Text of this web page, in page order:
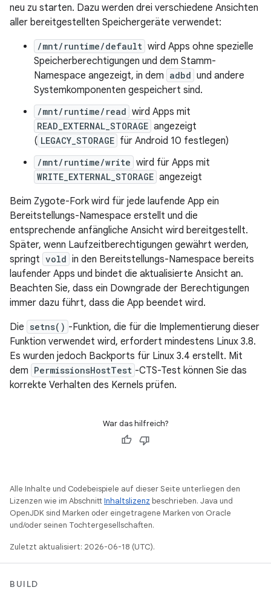
neu zu starten. Dazu werden drei verschiedene Ansichten
aller bereitgestellten Speichergeräte verwendet:
/mnt/runtime/default wird Apps ohne spezielle
Speicherberechtigungen und dem Stamm-
Namespace angezeigt, in dem adbd und andere
Systemkomponenten gespeichert sind.
/mnt/runtime/read wird Apps mit
READ_EXTERNAL_STORAGE angezeigt
( LEGACY_STORAGE für Android 10 festlegen)
/mnt/runtime/write wird für Apps mit
WRITE_EXTERNAL_STORAGE angezeigt
Beim Zygote-Fork wird für jede laufende App ein
Bereitstellungs-Namespace erstellt und die
entsprechende anfängliche Ansicht wird bereitgestellt.
Später, wenn Laufzeitberechtigungen gewährt werden,
springt vold in den Bereitstellungs-Namespace bereits
laufender Apps und bindet die aktualisierte Ansicht an.
Beachten Sie, dass ein Downgrade der Berechtigungen
immer dazu führt, dass die App beendet wird.
Die setns() -Funktion, die für die Implementierung dieser
Funktion verwendet wird, erfordert mindestens Linux 3.8.
Es wurden jedoch Backports für Linux 3.4 erstellt. Mit
dem PermissionsHostTest -CTS-Test können Sie das
korrekte Verhalten des Kernels prüfen.
War das hilfreich?
Alle Inhalte und Codebeispiele auf dieser Seite unterliegen den
Lizenzen wie im AbschnittInhaltslizenz beschrieben. Java und
OpenJDK sind Marken oder eingetragene Marken von Oracle
und/oder seinen Tochtergesellschaften.
Zuletzt aktualisiert: 2026-06-18 (UTC).
BUILD